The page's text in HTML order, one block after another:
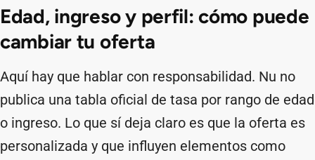
Edad, ingreso y perfil: cómo puede
cambiar tu oferta
Aquí hay que hablar con responsabilidad. Nu no
publica una tabla oficial de tasa por rango de edad
o ingreso. Lo que sí deja claro es que la oferta es
personalizada y que influyen elementos como